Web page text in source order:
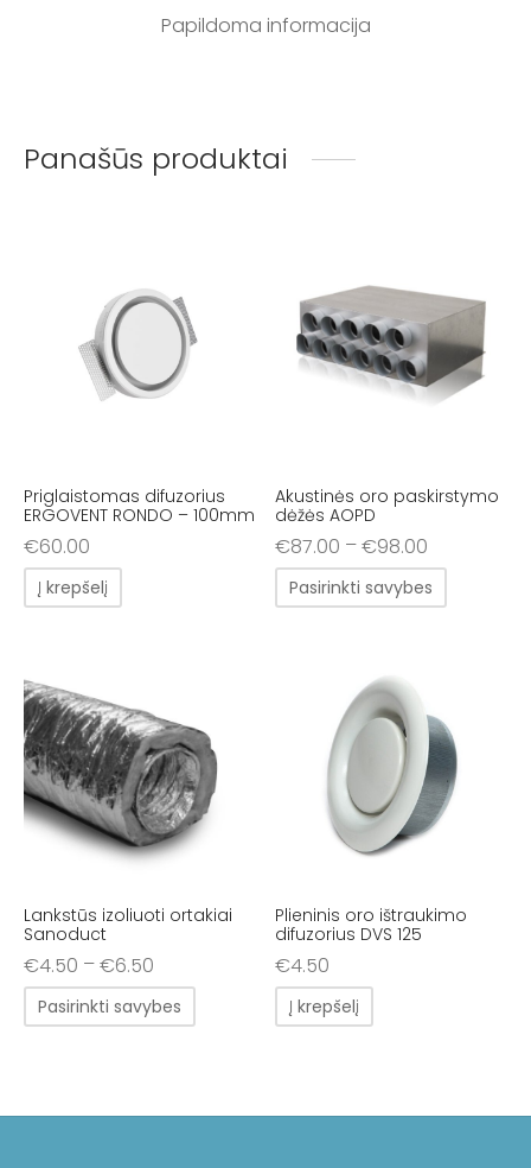
Papildoma informacija
Panašūs produktai
Priglaistomas difuzorius
ERGOVENT RONDO – 100mm
€60.00
Į krepšelį
Akustinės oro paskirstymo
dėžės AOPD
€87.00 –€98.00
Pasirinkti savybes
Lankstūs izoliuoti ortakiai
Sanoduct
€4.50 –€6.50
Pasirinkti savybes
Plieninis oro ištraukimo
difuzorius DVS 125
€4.50
Į krepšelį